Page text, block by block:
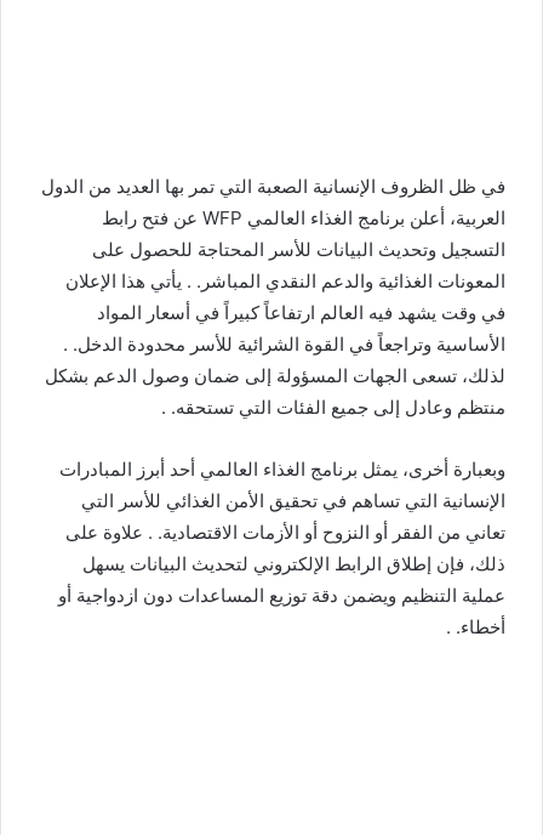
في ظل الظروف الإنسانية الصعبة التي تمر بها العديد من الدول
العربية، أعلن برنامج الغذاء العالمي WFP عن فتح رابط
التسجيل وتحديث البيانات للأسر المحتاجة للحصول على
المعونات الغذائية والدعم النقدي المباشر. . يأتي هذا الإعلان
في وقت يشهد فيه العالم ارتفاعاً كبيراً في أسعار المواد
الأساسية وتراجعاً في القوة الشرائية للأسر محدودة الدخل. .
لذلك، تسعى الجهات المسؤولة إلى ضمان وصول الدعم بشكل
منتظم وعادل إلى جميع الفئات التي تستحقه. .
وبعبارة أخرى، يمثل برنامج الغذاء العالمي أحد أبرز المبادرات
الإنسانية التي تساهم في تحقيق الأمن الغذائي للأسر التي
تعاني من الفقر أو النزوح أو الأزمات الاقتصادية. . علاوة على
ذلك، فإن إطلاق الرابط الإلكتروني لتحديث البيانات يسهل
عملية التنظيم ويضمن دقة توزيع المساعدات دون ازدواجية أو
أخطاء. .